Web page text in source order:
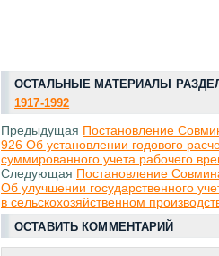
ОСТАЛЬНЫЕ МАТЕРИАЛЫ
1917-1992
Предыдущая Постановление
926 Об установлении годового
суммированного учета рабочего
Следующая Постановление
Об улучшении государственного
в сельскохозяйственном
ОСТАВИТЬ КОММЕНТАРИЙ